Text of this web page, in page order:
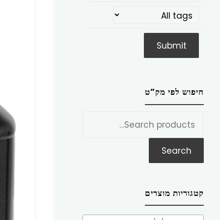
חיפוש לפי מק”ט
Search
קטגוריות מוצרים